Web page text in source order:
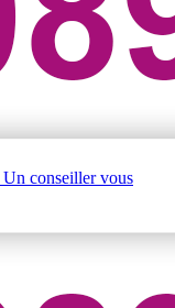
Un conseiller vous